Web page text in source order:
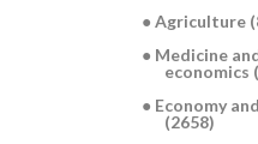
● Agriculture
● Medicine
economics
● Economy
(2658)